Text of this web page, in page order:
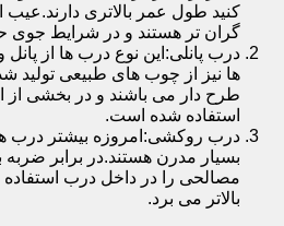
کنید طول عمر بالاتری
گران تر هستند و در شرایط
درب پانلی:این نوع درب ها از
ها نیز از چوب های طبیعی تولید
طرح دار می باشند و در بخشی از
استفاده شده است.
درب روکشی:امروزه بیشتر درب ها
بسیار مدرن هستند.در برابر ضربه
مصالحی را در داخل درب استفاده
بالاتر می برد.